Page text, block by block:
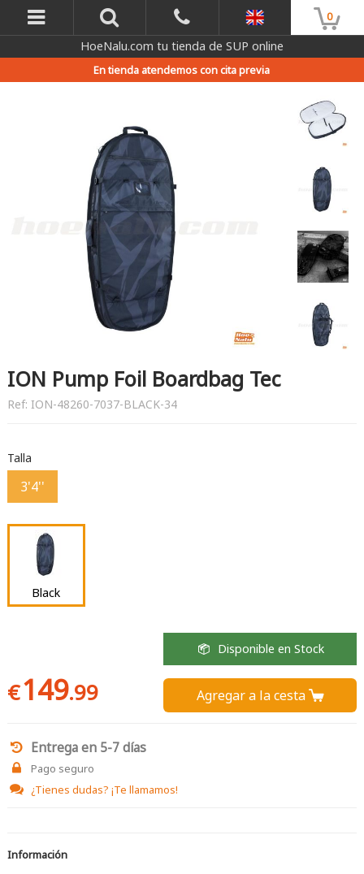
0
HoeNalu.com tu tienda de SUP online
En tienda atendemos con cita previa
ION Pump Foil Boardbag Tec
Ref: ION-48260-7037-BLACK-34
Talla
3'4''
Black
€149.99
Disponible en Stock
Agregar a la cesta 
Entrega en 5-7 días
Pago seguro
¿Tienes dudas? ¡Te llamamos!
Información